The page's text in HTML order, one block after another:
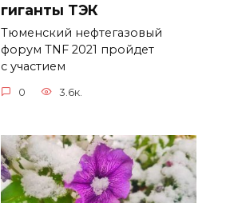
гиганты ТЭК
Тюменский нефтегазовый
форум TNF 2021 пройдет
с участием
0 3.6к.